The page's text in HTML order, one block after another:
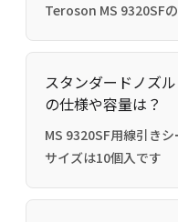
Teroson MS 9320SF
スタンダードノズル
の仕様や容量は？
MS 9320SF用線引き
サイズは10個入です